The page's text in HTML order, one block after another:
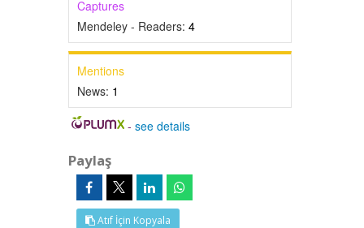
Captures
Mendeley - Readers: 4
Mentions
News: 1
-see details
Paylaş
Atıf İçin Kopyala